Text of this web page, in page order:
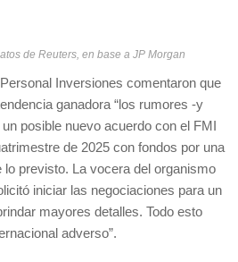
de Reuters, en base a JP Morgan
Inversiones comentaron que
ganadora “los rumores -y
posible nuevo acuerdo con el FMI
de 2025 con fondos por una
lo previsto. La vocera del organismo
iniciar las negociaciones para un
mayores detalles. Todo esto
adverso”.